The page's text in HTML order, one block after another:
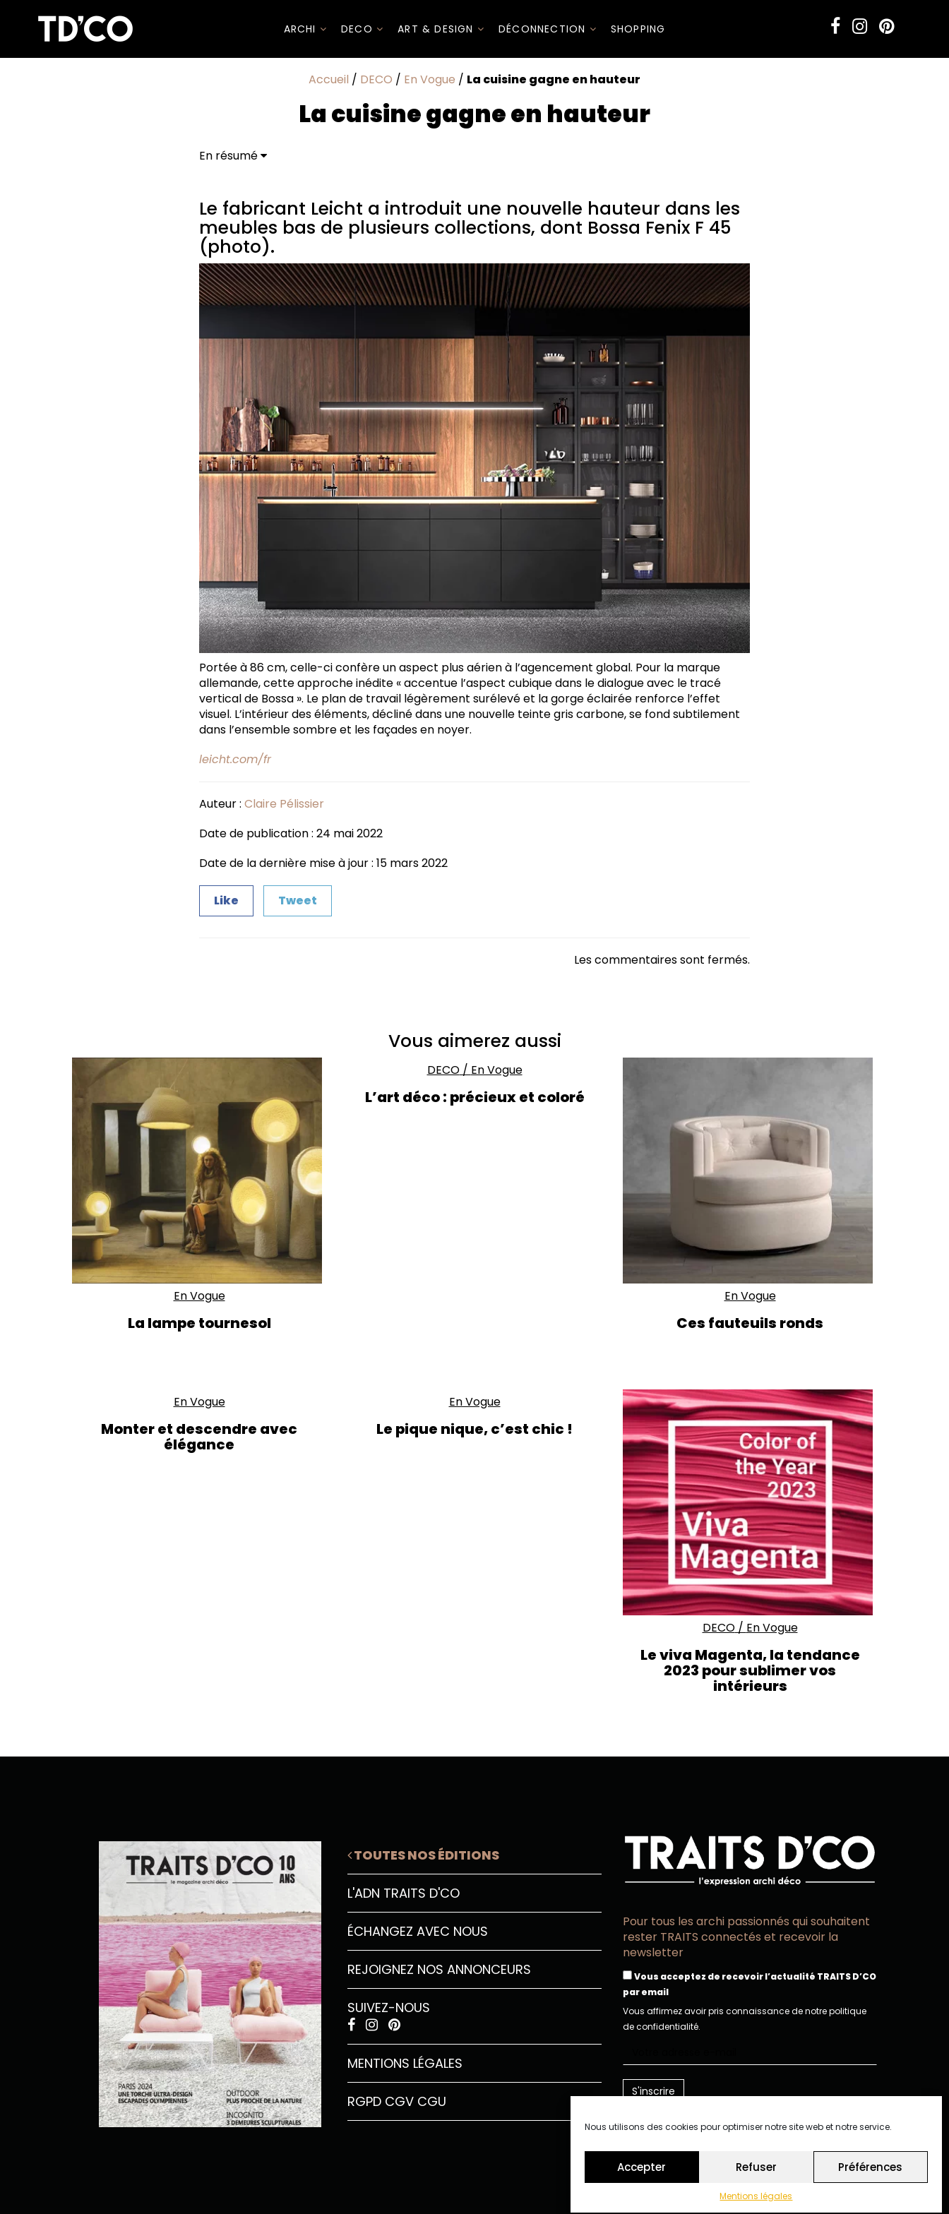
Nous utilisons des cookies pour optimiser notre site web et notre service.
Accepter Refuser Préférences
Mentions légales
ARCHI DECO ART & DESIGN DÉCONNECTION SHOPPING
Accueil / DECO / En Vogue / La cuisine gagne en hauteur
La cuisine gagne en hauteur
En résumé
Le fabricant Leicht a introduit une nouvelle hauteur dans les
meubles bas de plusieurs collections, dont Bossa Fenix F 45
(photo).
Portée à 86 cm, celle-ci confère un aspect plus aérien à l’agencement global. Pour la marque
allemande, cette approche inédite « accentue l’aspect cubique dans le dialogue avec le tracé
vertical de Bossa ». Le plan de travail légèrement surélevé et la gorge éclairée renforce l’effet
visuel. L’intérieur des éléments, décliné dans une nouvelle teinte gris carbone, se fond subtilement
dans l’ensemble sombre et les façades en noyer.
leicht.com/fr
Auteur : Claire Pélissier
Date de publication : 24 mai 2022
Date de la dernière mise à jour : 15 mars 2022
Like Tweet
Les commentaires sont fermés.
Vous aimerez aussi
En Vogue
La lampe tournesol
DECO/ En Vogue
L’art déco : précieux et coloré
En Vogue
Ces fauteuils ronds
En Vogue
Monter et descendre avec
élégance
En Vogue
Le pique nique, c’est chic !
DECO/ En Vogue
Le viva Magenta, la tendance
2023 pour sublimer vos
intérieurs
TOUTES NOS ÉDITIONS
L'ADN TRAITS D'CO
ÉCHANGEZ AVEC NOUS
REJOIGNEZ NOS ANNONCEURS
SUIVEZ-NOUS
MENTIONS LÉGALES
RGPD CGV CGU
Pour tous les archi passionnés qui souhaitent
rester TRAITS connectés et recevoir la
newsletter
Vous acceptez de recevoir l’actualité TRAITS D’CO
par email
Vous affirmez avoir pris connaissance de notre politique
de confidentialité.